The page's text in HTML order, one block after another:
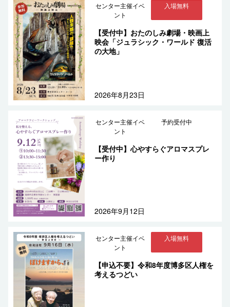
センター主催イベ
ント
入場無料
【受付中】おたのしみ劇場・映画上
映会「ジュラシック・ワールド 復活
の大地」
2026年8月23日
センター主催イベ
ント
予約受付中
【受付中】心やすらぐアロマスプレ
ー作り
2026年9月12日
センター主催イベ
ント
入場無料
【申込不要】令和8年度博多区人権を
考えるつどい